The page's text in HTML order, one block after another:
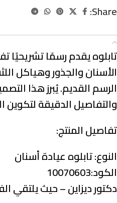
Share:
تابلوه يقدم رسمًا تشريحيًا
الأسنان والجذور وهياكل
الرسم القديم. يُبرز هذا
والتفاصيل الدقيقة لتكوين
تفاصيل المنتج:
النوع:تابلوه عيادة أسنان
الكود:10070603
دكتور ديزاين – حيث يلتقي